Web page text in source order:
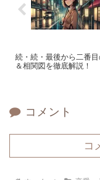
続・続・最後から二番
＆相関図を徹底解説！
コメント
コ